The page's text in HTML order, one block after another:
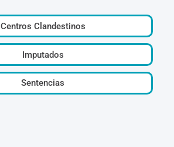
Centros Clandestinos
Imputados
Sentencias